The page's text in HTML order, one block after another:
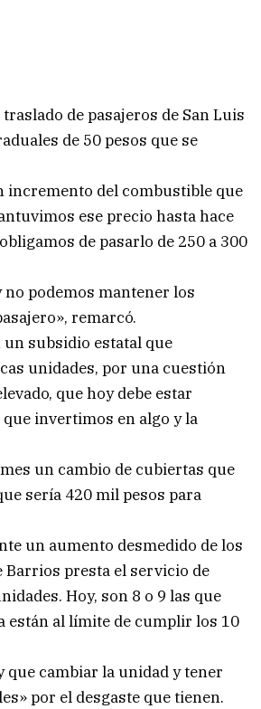
de pasajeros de San Luis
de 50 pesos que se
incremento del combustible que
ese precio hasta hace
de pasarlo de 250 a 300
podemos mantener los
remarcó.
subsidio estatal que
unidades, por una cuestión
que hoy debe estar
invertimos en algo y la
un cambio de cubiertas que
sería 420 mil pesos para
un aumento desmedido de los
Barrios presta el servicio de
Hoy, son 8 o 9 las que
están al límite de cumplir los 10
que cambiar la unidad y tener
por el desgaste que tienen.